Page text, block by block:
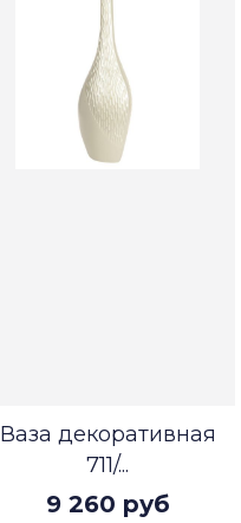
Ваза декоративная
711/...
9 260 руб